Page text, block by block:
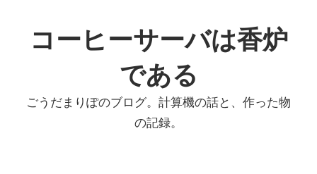
ン
テ
へ
コーヒーサーバは香炉
である
ごうだまりぽのブログ。計算機の話と、作った物
の記録。